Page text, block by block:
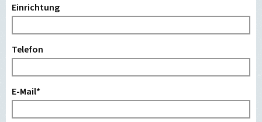
Einrichtung
Telefon
E-Mail*